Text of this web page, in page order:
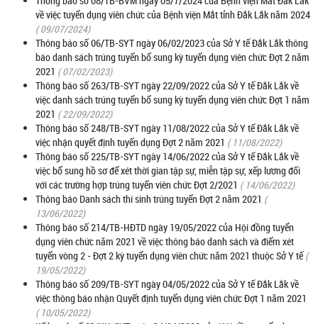
về việc tuyển dụng viên chức của Bệnh viện Mắt tỉnh Đắk Lắk năm 2024
( 09/07/2024)
Thông báo số 06/TB-SYT ngày 06/02/2023 của Sở Y tế Đắk Lắk thông
báo danh sách trúng tuyển bổ sung kỳ tuyển dụng viên chức Đợt 2 năm
2021 ( 07/02/2023)
Thông báo số 263/TB-SYT ngày 22/09/2022 của Sở Y tế Đắk Lắk về
việc danh sách trúng tuyển bổ sung kỳ tuyển dụng viên chức Đợt 1 năm
2021 ( 22/09/2022)
Thông báo số 248/TB-SYT ngày 11/08/2022 của Sở Y tế Đắk Lắk về
việc nhận quyết định tuyển dụng Đợt 2 năm 2021 ( 11/08/2022)
Thông báo số 225/TB-SYT ngày 14/06/2022 của Sở Y tế Đắk Lắk về
việc bổ sung hồ sơ để xét thời gian tập sự, miễn tập sự, xếp lương đối
với các trường hợp trúng tuyển viên chức Đợt 2/2021 ( 14/06/2022)
Thông báo Danh sách thí sinh trúng tuyển Đợt 2 năm 2021 (
13/06/2022)
Thông báo số 214/TB-HĐTD ngày 19/05/2022 của Hội đồng tuyển
dụng viên chức năm 2021 về việc thông báo danh sách và điểm xét
tuyển vòng 2 - Đợt 2 kỳ tuyển dụng viên chức năm 2021 thuộc Sở Y tế (
19/05/2022)
Thông báo số 209/TB-SYT ngày 04/05/2022 của Sở Y tế Đắk Lắk về
việc thông báo nhận Quyết định tuyển dụng viên chức Đợt 1 năm 2021
( 10/05/2022)